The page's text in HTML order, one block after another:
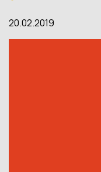
20.02.2019